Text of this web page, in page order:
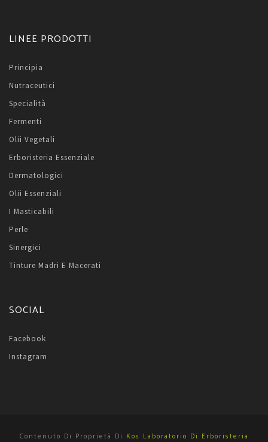
LINEE PRODOTTI
Principia
Nutraceutici
Specialità
Fermenti
Olii Vegetali
Erboristeria Essenziale
Dermatologici
Olii Essenziali
I Masticabili
Perle
Sinergici
Tinture Madri E Macerati
SOCIAL
Facebook
Instagram
Contenuto Di Proprietà Di Kos Laboratorio Di Erboristeria